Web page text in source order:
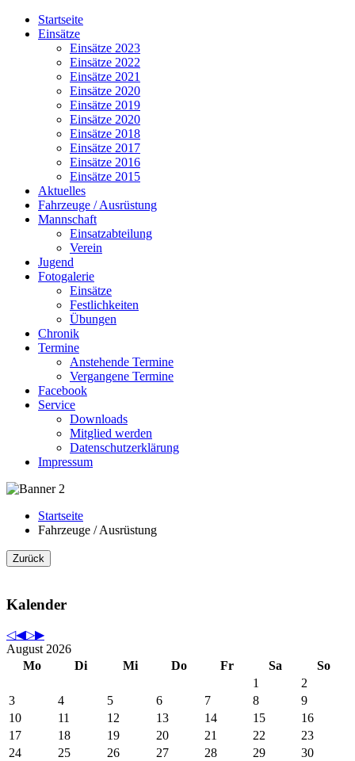
Startseite
Einsätze
Einsätze 2023
Einsätze 2022
Einsätze 2021
Einsätze 2020
Einsätze 2019
Einsätze 2020
Einsätze 2018
Einsätze 2017
Einsätze 2016
Einsätze 2015
Aktuelles
Fahrzeuge / Ausrüstung
Mannschaft
Einsatzabteilung
Verein
Jugend
Fotogalerie
Einsätze
Festlichkeiten
Übungen
Chronik
Termine
Anstehende Termine
Vergangene Termine
Facebook
Service
Downloads
Mitglied werden
Datenschutzerklärung
Impressum
Startseite
Fahrzeuge / Ausrüstung
Kalender
Monat
JahrMonat
August 2026
Mo
Di Mi Do Fr Sa
So
1
2
3
4 5 6 7 8
9
10
11 12 13 14 15
16
17
18 19 20 21 22
23
24
25 26 27 28 29
30